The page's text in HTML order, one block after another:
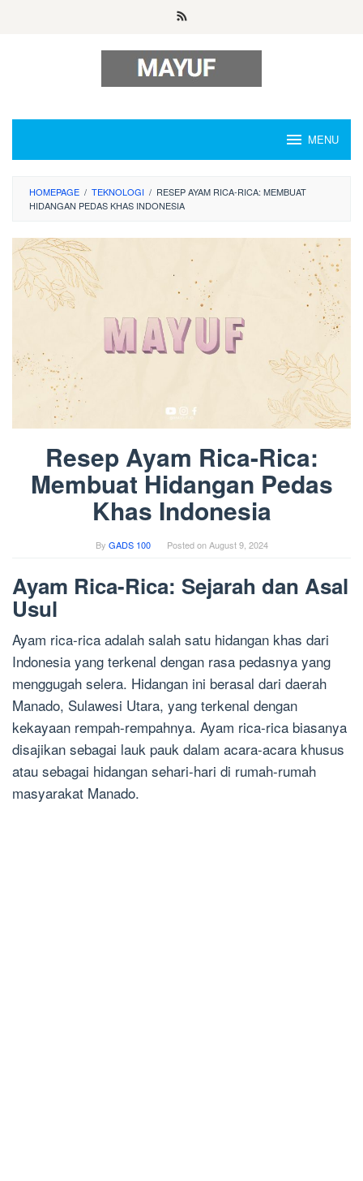
MENU
HOMEPAGE / TEKNOLOGI / RESEP AYAM RICA-RICA: MEMBUAT
HIDANGAN PEDAS KHAS INDONESIA
Resep Ayam Rica-Rica:
Membuat Hidangan Pedas
Khas Indonesia
By GADS 100 Posted onAugust 9, 2024
Ayam Rica-Rica: Sejarah dan Asal
Usul
Ayam rica-rica adalah salah satu hidangan khas dari
Indonesia yang terkenal dengan rasa pedasnya yang
menggugah selera. Hidangan ini berasal dari daerah
Manado, Sulawesi Utara, yang terkenal dengan
kekayaan rempah-rempahnya. Ayam rica-rica biasanya
disajikan sebagai lauk pauk dalam acara-acara khusus
atau sebagai hidangan sehari-hari di rumah-rumah
masyarakat Manado.